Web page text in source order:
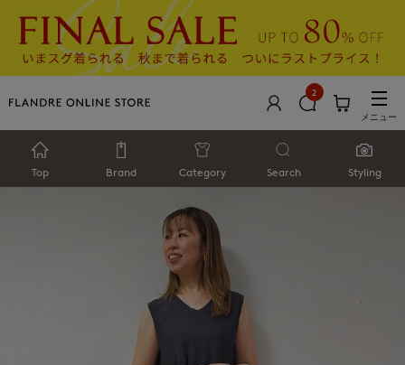
2
メニュー
Top Brand Category Search Styling